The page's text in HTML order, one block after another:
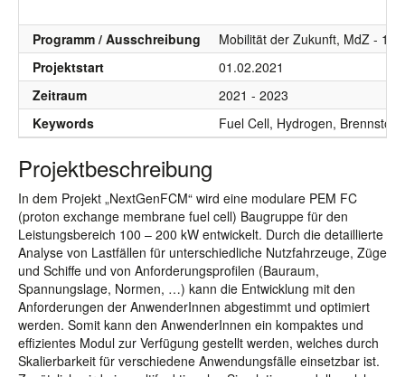
Programm / Ausschreibung
Mobilität der Zukunft, MdZ -
Projektstart
01.02.2021
Zeitraum
2021 - 2023
Keywords
Fuel Cell, Hydrogen,
Projektbeschreibung
In dem Projekt „NextGenFCM“ wird eine modulare PEM FC
(proton exchange membrane fuel cell) Baugruppe für den
Leistungsbereich 100 – 200 kW entwickelt. Durch die detaillierte
Analyse von Lastfällen für unterschiedliche Nutzfahrzeuge, Züge
und Schiffe und von Anforderungsprofilen (Bauraum,
Spannungslage, Normen, …) kann die Entwicklung mit den
Anforderungen der AnwenderInnen abgestimmt und optimiert
werden. Somit kann den AnwenderInnen ein kompaktes und
effizientes Modul zur Verfügung gestellt werden, welches durch
Skalierbarkeit für verschiedene Anwendungsfälle einsetzbar ist.